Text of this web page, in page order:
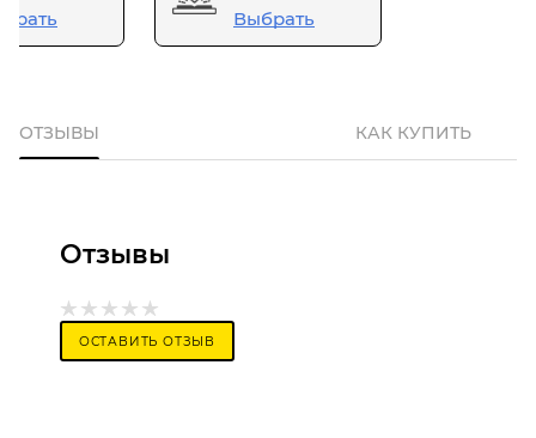
Выбрать
ОТЗЫВЫ КАК КУПИТЬ
Отзывы
ОСТАВИТЬ ОТЗЫВ